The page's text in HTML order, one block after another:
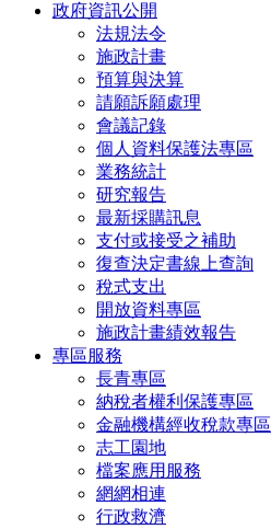
政府資訊公開
法規法令
施政計畫
預算與決算
請願訴願處理
會議記錄
個人資料保護法專區
業務統計
研究報告
最新採購訊息
支付或接受之補助
復查決定書線上查詢
稅式支出
開放資料專區
施政計畫績效報告
專區服務
長青專區
納稅者權利保護專區
金融機構經收稅款專區
志工園地
檔案應用服務
網網相連
行政救濟